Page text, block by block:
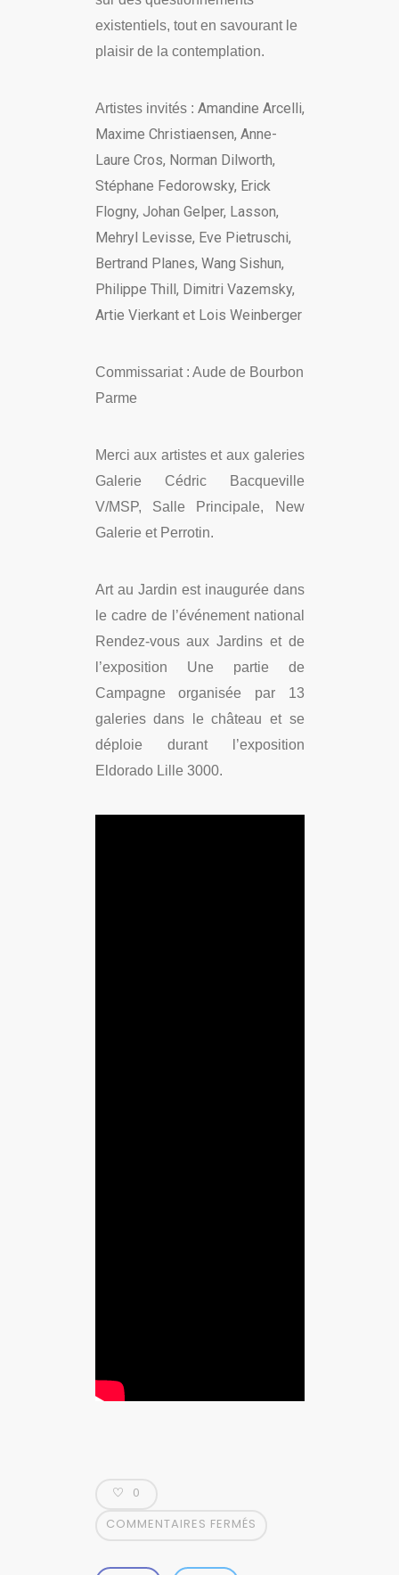
existentiels, tout en savourant le
plaisir de la contemplation.
Artistes invités : Amandine Arcelli,
Maxime Christiaensen, Anne-
Laure Cros, Norman Dilworth,
Stéphane Fedorowsky, Erick
Flogny, Johan Gelper, Lasson,
Mehryl Levisse, Eve Pietruschi,
Bertrand Planes, Wang Sishun,
Philippe Thill, Dimitri Vazemsky,
Artie Vierkant et Lois Weinberger
Commissariat : Aude de Bourbon
Parme
Merci aux artistes et aux galeries
Galerie Cédric Bacqueville
V/MSP, Salle Principale, New
Galerie et Perrotin.
Art au Jardin est inaugurée dans
le cadre de l’événement national
Rendez-vous aux Jardins et de
l’exposition Une partie de
Campagne organisée par 13
galeries dans le château et se
déploie durant l’exposition
Eldorado Lille 3000.
0
COMMENTAIRES FERMÉS